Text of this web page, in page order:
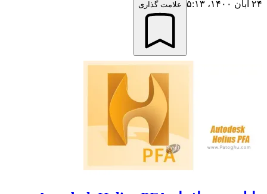
علامت گذاری